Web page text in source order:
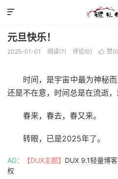

元旦快乐！
2025-01-01 阅读(7) 评论(0)  赞(0
时间，是宇宙中最为神秘
还是不在意，时间总是在流逝，
春来，春去，春又来。
转眼，已是2025年了。
AD： 【DUX主题】 DUX 9.1轻量博
权